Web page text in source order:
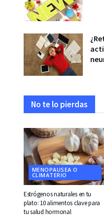
No te lo pierdas
MENOPAUSEA O
CLIMATERIO
Estrógenos naturales en tu
plato: 10 alimentos clave para
tu salud hormonal